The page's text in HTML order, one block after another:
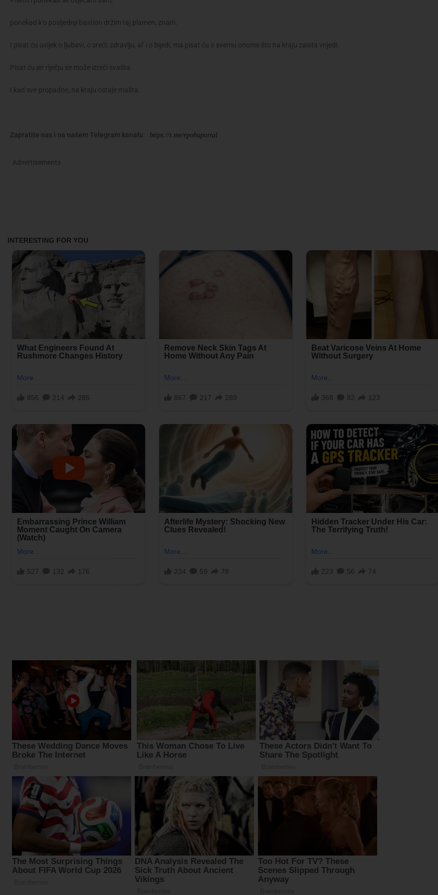
ponekad k’o posljednji bastion držim taj plamen, znam.
I pisat ću uvijek o ljubavi, o sreći, zdravlju, al’ i o bijedi, ma pisat ću o svemu onome što na kraju zaista vrijedi.
Pisat ću jer riječju se može izreći svašta.
I kad sve propadne, na kraju ostaje mašta.
Zapratite nas i na našem Telegram kanalu https://t.me/epohaportal
Advertisements